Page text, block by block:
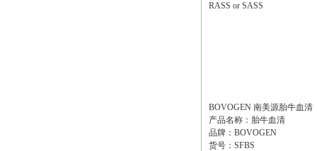
RASS or SASS
BOVOGEN 南美源胎牛血清
产品名称：胎牛血清
品牌：BOVOGEN
货号：SFBS